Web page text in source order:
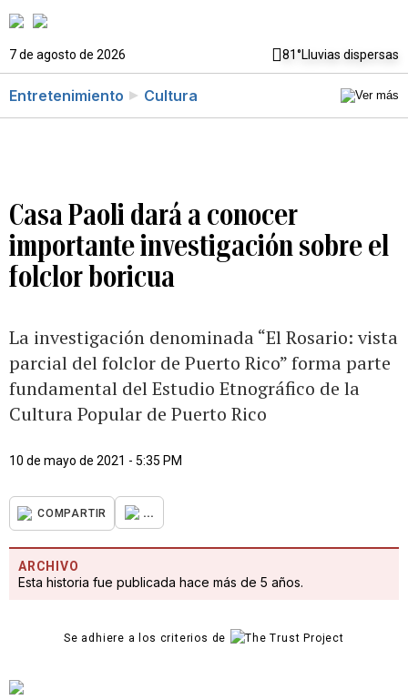
7 de agosto de 2026 81°Lluvias dispersas
Entretenimiento Cultura
Casa Paoli dará a conocer
importante investigación sobre el
folclor boricua
La investigación denominada “El Rosario: vista
parcial del folclor de Puerto Rico” forma parte
fundamental del Estudio Etnográfico de la
Cultura Popular de Puerto Rico
10 de mayo de 2021 - 5:35 PM
COMPARTIR ...
ARCHIVO
Esta historia fue publicada hace más de 5 años.
Se adhiere a los criterios de